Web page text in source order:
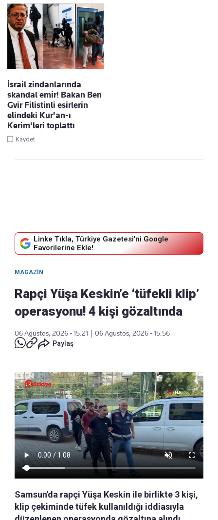
İsrail zindanlarında
skandal emir! Bakan Ben
Gvir Filistinli esirlerin
elindeki Kur'an-ı
Kerim'leri toplattı
Kaydet
Linke Tıkla, Türkiye Gazetesi'ni Google
Favorilerine Ekle!
MAGAZIN
Rapçi Yüşa Keskin’e ‘tüfekli klip’
operasyonu! 4 kişi gözaltında
06 Ağustos, 2026 - 15:21
06 Ağustos, 2026 - 15:56
Paylaş
Samsun'da rapçi Yüşa Keskin ile birlikte 3 kişi,
klip çekiminde tüfek kullanıldığı iddiasıyla